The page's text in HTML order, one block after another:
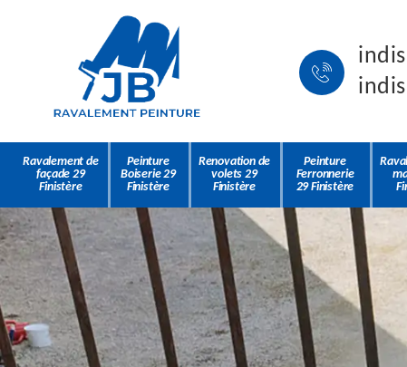
Ravalement de
façade 29
Finistère
Peinture
Boiserie 29
Finistère
Renovation de
volets 29
Finistère
Peinture
Ferronnerie
29 Finistère